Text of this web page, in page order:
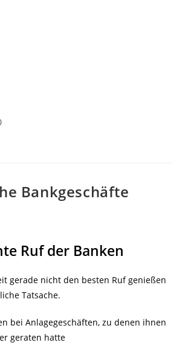
Bankgeschäfte
Ruf der Banken
gerade nicht den besten Ruf genießen
Tatsache.
bei Anlagegeschäften, zu denen ihnen
geraten hatte